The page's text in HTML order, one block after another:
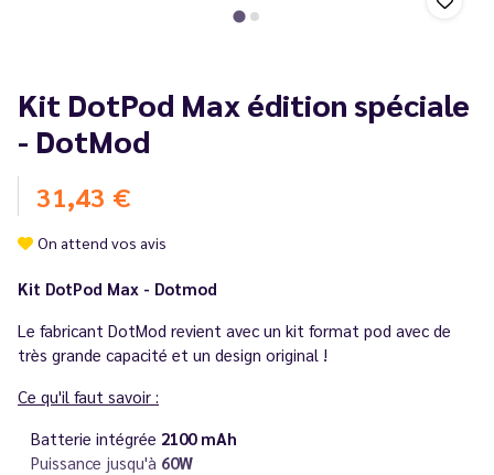
Kit DotPod Max édition spéciale
- DotMod
31,43 €
On attend vos avis
Kit DotPod Max - Dotmod
Le fabricant DotMod revient avec un kit format pod avec de
très grande capacité et un design original !
Ce qu'il faut savoir :
Batterie intégrée 2100 mAh
Puissance jusqu'à 60W